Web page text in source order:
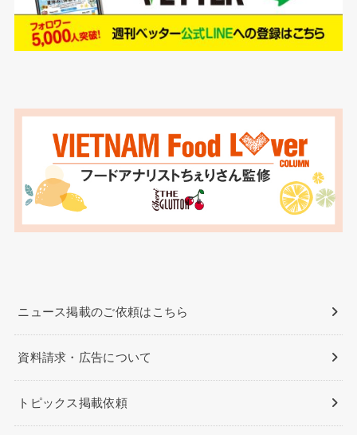
ニュース掲載のご依頼はこちら
資料請求・広告について
トピックス掲載依頼